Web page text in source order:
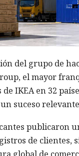
del grupo de
el mayor
IKEA en 32
suceso
publicaron
de